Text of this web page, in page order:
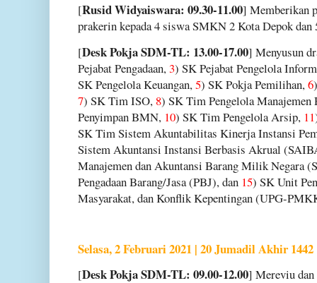
[Rusid Widyaiswara: 09.30-11.00] Memberikan
prakerin kepada 4 siswa SMKN 2 Kota Depok
[Desk Pokja SDM-TL: 13.00-17.00] Menyusun
Pejabat Pengadaan,3) SK Pejabat Pengelola
SK Pengelola Keuangan,5) SK Pokja Pemilihan,6
7) SK Tim ISO, 8) SK Tim Pengelola
Penyimpan BMN, 10) SK Tim Pengelola Arsip, 11
SK Tim Sistem Akuntabilitas Kinerja Instansi
Sistem Akuntansi Instansi Berbasis Akrual
Manajemen dan Akuntansi Barang Milik
Pengadaan Barang/Jasa (PBJ), dan 15) SK Unit
Masyarakat, dan Konflik Kepentingan (UPG-
Selasa, 2 Februari 2021 | 20 Jumadil Akhir 1442
[Desk Pokja SDM-TL: 09.00-12.00] Mereviu